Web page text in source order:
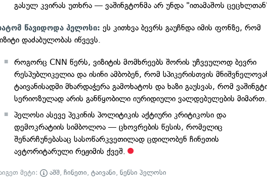
გასულ კვირას უთხრა — ვაშინგტონმა არ უნდა "ითამაშოს
წავიდოდა პელოსი: ეს კითხვა ბევრს გაუჩნდა იმის ფონზე, რომ
დაძაბულობას იწვევს.
როგორც CNN წერს, ვიზიტის მომხრეებს შორის უჩვეულოდ ბევრი
რესპუბლიკელია და ისინი ამბობენ, რომ სპიკერისთვის
ტაივანისადმი მხარდაჭერა გამოხატოს და ხაზი გაუსვას, რომ
სერიოზულად არის განწყობილი იურიდიული ვალდებულების მიმართ.
პელოსი ასევე პეკინის პოლიტიკის აქტიური კრიტიკოსი და
დემოკრატიის სიმბოლოა — ცხოვრების წესის, რომელიც
შენარჩუნებასაც სასოწარკვეთილად ცდილობენ ჩინეთის
ავტორიტარული რეჟიმის ქვეშ.
მეტი: აშშ,ჩინეთი,ტაივანი,ნენსი პელოსი